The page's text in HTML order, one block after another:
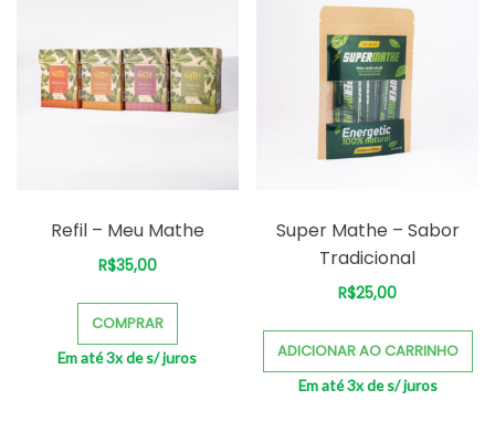
Refil – Meu Mathe
R$35,00
COMPRAR
Em até 3x des/ juros
Super Mathe – Sabor
Tradicional
R$25,00
ADICIONAR AO CARRINHO
Em até 3x des/ juros